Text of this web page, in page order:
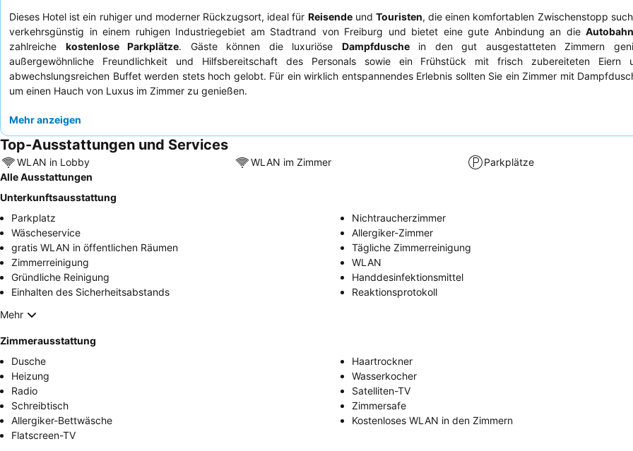
Dieses Hotel ist ein ruhiger und moderner Rückzugsort, ideal für Reisendeund Touristen, die einen komfortablen Zwischenstopp
verkehrsgünstig in einem ruhigen Industriegebiet am Stadtrand von Freiburg und bietet eine gute Anbindung an die
zahlreiche kostenlose Parkplätze. Gäste können die luxuriöse Dampfduschein den gut ausgestatteten Zimmern
außergewöhnliche Freundlichkeit und Hilfsbereitschaft des Personals sowie ein Frühstück mit frisch zubereiteten Eiern
abwechslungsreichen Buffet werden stets hoch gelobt. Für ein wirklich entspannendes Erlebnis sollten Sie ein Zimmer mit
um einen Hauch von Luxus im Zimmer zu genießen.
Mehr anzeigen
Top-Ausstattungen und Services
WLAN in Lobby WLAN im Zimmer
Parkplätze
Alle Ausstattungen
Unterkunftsausstattung
Parkplatz
Nichtraucherzimmer
Wäscheservice
Allergiker-Zimmer
gratis WLAN in öffentlichen Räumen
Tägliche Zimmerreinigung
Zimmerreinigung
WLAN
Gründliche Reinigung
Handdesinfektionsmittel
Einhalten des Sicherheitsabstands
Reaktionsprotokoll
Mehr
Zimmerausstattung
Dusche
Haartrockner
Heizung
Wasserkocher
Radio
Satelliten-TV
Schreibtisch
Zimmersafe
Allergiker-Bettwäsche
Kostenloses WLAN in den Zimmern
Flatscreen-TV